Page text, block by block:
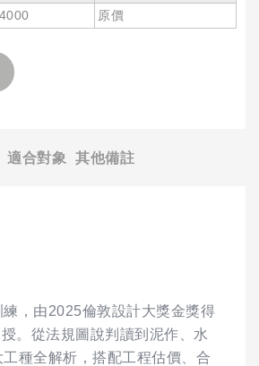
原價
適合對象 其他備註
，由2025倫敦設計大獎金獎得
。從法規圖說判讀到泥作、水
種全解析，搭配工程估價、合